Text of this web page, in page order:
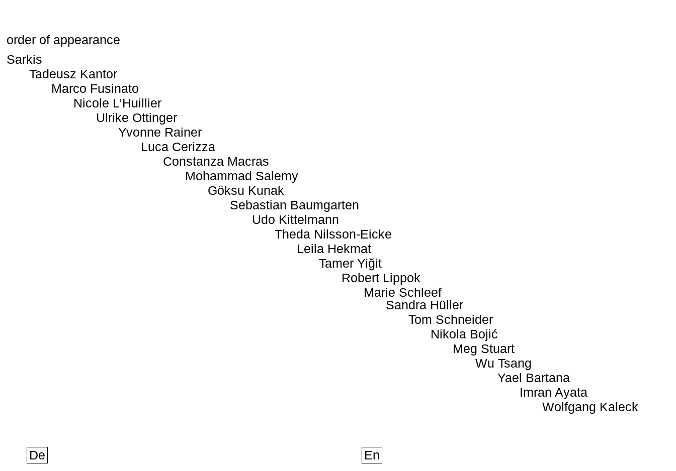
order of appearance
Sarkis
Tadeusz Kantor
Marco Fusinato
Nicole L’Huillier
Ulrike Ottinger
Yvonne Rainer
Luca Cerizza
Constanza Macras
Mohammad Salemy
Göksu Kunak
Sebastian Baumgarten
Udo Kittelmann
Theda Nilsson-Eicke
Leila Hekmat
Tamer Yiğit
Robert Lippok
Marie Schleef
Sandra Hüller
Tom Schneider
Nikola Bojić
Meg Stuart
Wu Tsang
Yael Bartana
Imran Ayata
Wolfgang Kaleck
De
En